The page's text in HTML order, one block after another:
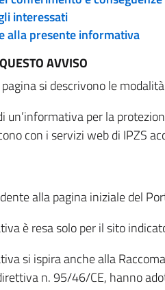
interessati
alla presente informativa
AVVISO
si descrivono le
un’informativa per la
con i servizi web di IPZS
alla pagina iniziale del
è resa solo per il sito
si ispira anche alla
n. 95/46/CE, hanno